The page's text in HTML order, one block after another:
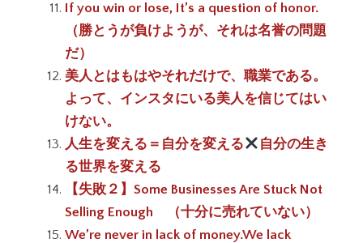
If you win or lose, It’s a question of honor.
（勝とうが負けようが、それは名誉の問題
だ）
美人とはもはやそれだけで、職業である。
よって、インスタにいる美人を信じてはい
けない。
人生を変える＝自分を変える
自分の生き
る世界を変える
【失敗２】Some Businesses Are Stuck Not
Selling Enough （十分に売れていない）
We’re never in lack of money.We lack